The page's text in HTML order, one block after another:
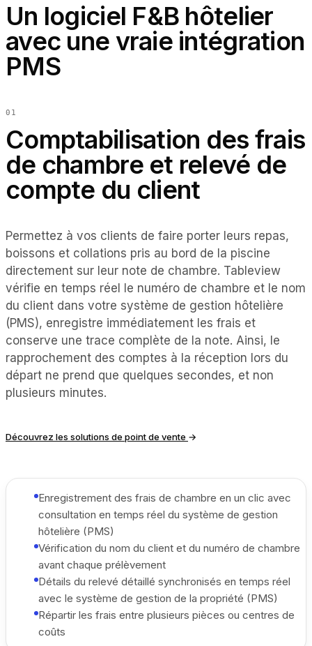
ENESDEFR IT
Un logiciel F&B hôtelier
avec une vraie intégration
PMS
0 1
Comptabilisation des frais
de chambre et relevé de
compte du client
Permettez à vos clients de faire porter leurs repas,
boissons et collations pris au bord de la piscine
directement sur leur note de chambre. Tableview
vérifie en temps réel le numéro de chambre et le nom
du client dans votre système de gestion hôtelière
(PMS), enregistre immédiatement les frais et
conserve une trace complète de la note. Ainsi, le
rapprochement des comptes à la réception lors du
départ ne prend que quelques secondes, et non
plusieurs minutes.
Découvrez les solutions de point de vente →
Enregistrement des frais de chambre en un clic avec
consultation en temps réel du système de gestion
hôtelière (PMS)
Vérification du nom du client et du numéro de chambre
avant chaque prélèvement
Détails du relevé détaillé synchronisés en temps réel
avec le système de gestion de la propriété (PMS)
Répartir les frais entre plusieurs pièces ou centres de
coûts